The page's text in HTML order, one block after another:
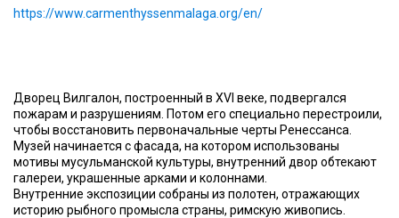
https://www.carmenthyssenmalaga.org/en/
Дворец Вилгалон, построенный в XVI веке, подвергался
пожарам и разрушениям. Потом его специально перестроили,
чтобы восстановить первоначальные черты Ренессанса.
Музей начинается с фасада, на котором использованы
мотивы мусульманской культуры, внутренний двор обтекают
галереи, украшенные арками и колоннами.
Внутренние экспозиции собраны из полотен, отражающих
историю рыбного промысла страны, римскую живопись.